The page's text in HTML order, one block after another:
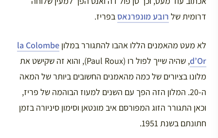
דרומית של רובע מונפרנאס בפריז.
לא מעט מהאמנים הללו אהבו להתגורר במלון la Colombe
d’Or
, שהיה שייך לפול רו (Paul Roux), והוא זה שקישט את
מלונו בציורים של כמה מהאמנים החשובים ביותר של המאה
ה-20. המלון הזה הפך עם השנים למעוז הבוהמה של פריז,
וכאן התגורר הזוג המפורסם איב מונטאן וסימון סיניורה בזמן
חתונתם בשנת 1951.